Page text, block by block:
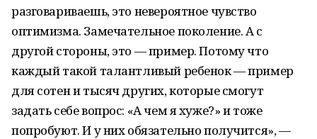
разговариваешь, это невероятное чувство
оптимизма. Замечательное поколение. А с
другой стороны, это — пример. Потому что
каждый такой талантливый ребенок — пример
для сотен и тысяч других, которые смогут
задать себе вопрос: «А чем я хуже?» и тоже
попробуют. И у них обязательно получится», —